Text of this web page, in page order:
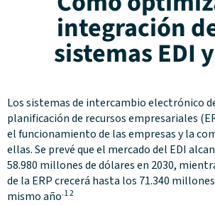
integración
sistemas EDI
Los sistemas de intercambio electrónico
planificación de recursos empresariales
el funcionamiento de las empresas y la
ellas. Se prevé que el mercado del EDI
58.980 millones de dólares en 2030,
de la ERP crecerá hasta los 71.340
mismo año.1 2